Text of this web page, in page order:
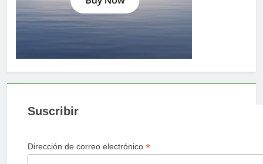
Suscribir
Dirección de correo electrónico *